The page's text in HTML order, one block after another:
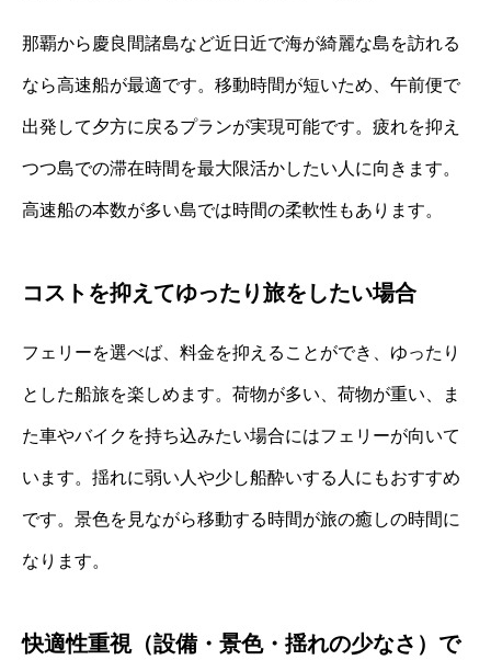
那覇から慶良間諸島など近日近で海が綺麗な島を訪れる
なら高速船が最適です。移動時間が短いため、午前便で
出発して夕方に戻るプランが実現可能です。疲れを抑え
つつ島での滞在時間を最大限活かしたい人に向きます。
高速船の本数が多い島では時間の柔軟性もあります。
コストを抑えてゆったり旅をしたい場合
フェリーを選べば、料金を抑えることができ、ゆったり
とした船旅を楽しめます。荷物が多い、荷物が重い、ま
た車やバイクを持ち込みたい場合にはフェリーが向いて
います。揺れに弱い人や少し船酔いする人にもおすすめ
です。景色を見ながら移動する時間が旅の癒しの時間に
なります。
快適性重視（設備・景色・揺れの少なさ）で